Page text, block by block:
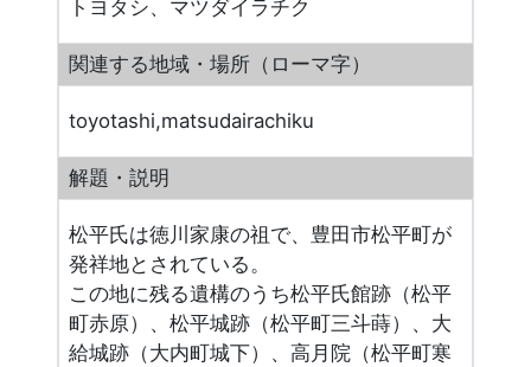
トヨタシ、マツダイラチク
関連する地域・場所（ローマ字）
toyotashi,matsudairachiku
解題・説明
松平氏は徳川家康の祖で、豊田市松平町が
発祥地とされている。
この地に残る遺構のうち松平氏館跡（松平
町赤原）、松平城跡（松平町三斗蒔）、大
給城跡（大内町城下）、高月院（松平町寒